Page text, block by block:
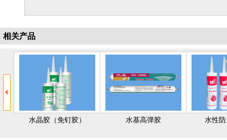
相关产品
胶（免钉胶） 水性防火密封胶